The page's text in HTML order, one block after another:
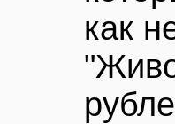
как